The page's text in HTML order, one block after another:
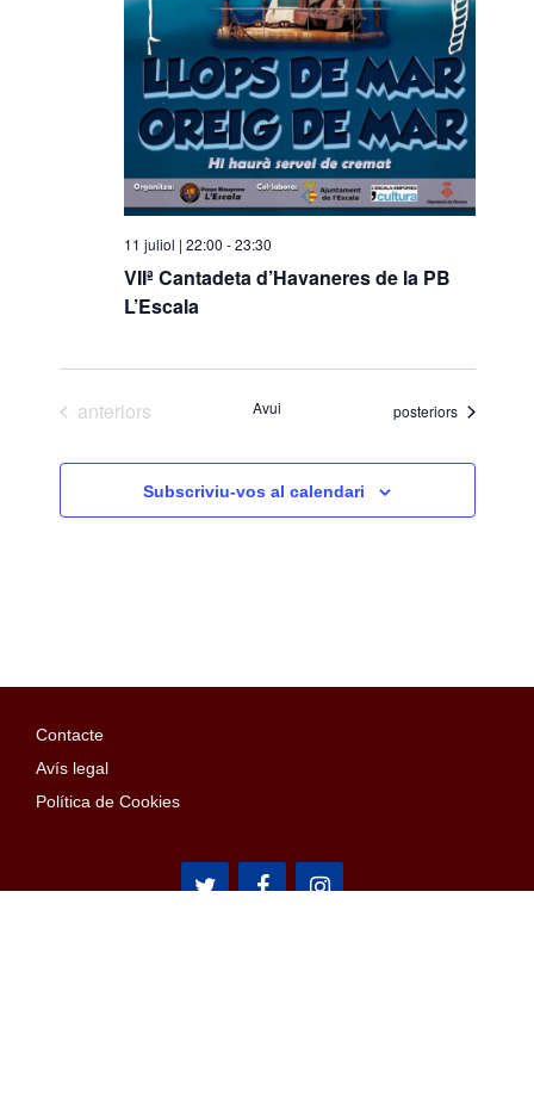
VIIª Cantadeta d’Havaneres de la PB
L’Escala
11 juliol | 22:00 -23:30
Esdeveniments
anteriors Avui Esdeveniments
posteriors
Subscriviu-vos al calendari
Contacte
Avís legal
Política de Cookies